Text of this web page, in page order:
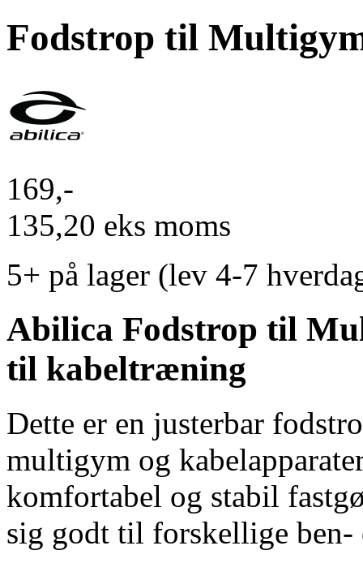
Fodstrop til
169,-
135,20 eks moms
5+ på lager (lev 4-7
Abilica Fodstrop til
til kabeltræning
Dette er en justerbar
multigym og
komfortabel og stabil
sig godt til forskellige ben-